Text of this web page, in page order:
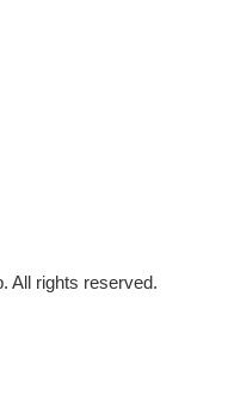
All rights reserved.